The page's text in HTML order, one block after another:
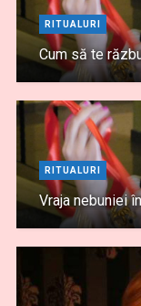
RITUALURI
Cum să te
RITUALURI
Vraja nebuniei